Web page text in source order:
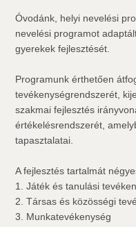
Óvodánk, helyi nevelési
nevelési programot
gyerekek fejlesztését.
Programunk érthetően
tevékenységrendszerét,
szakmai fejlesztés
értékelésrendszerét,
tapasztalatai.
A fejlesztés tartalmát
1. Játék és tanulási
2. Társas és közösségi
3. Munkatevékenység